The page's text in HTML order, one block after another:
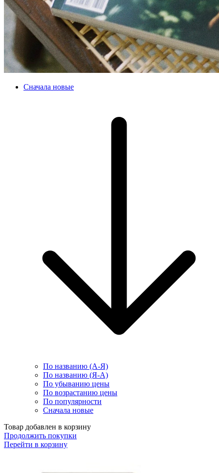
Сначала новые
По названию (А-Я)
По названию (Я-А)
По убыванию цены
По возрастанию цены
По популярности
Сначала новые
Товар добавлен в корзину
Продолжить покупки
Перейти в корзину